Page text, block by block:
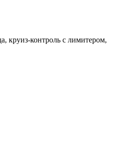
круиз-контроль с лимитером,